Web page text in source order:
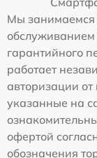
Мы занимаемся
обслуживанием
гарантийного
работает
авторизации
указанные на
офертой
обозначения